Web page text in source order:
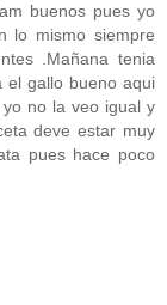
buenos pues yo
lo mismo siempre
.Mañana tenia
el gallo bueno aqui
no la veo igual y
deve estar muy
pues hace poco